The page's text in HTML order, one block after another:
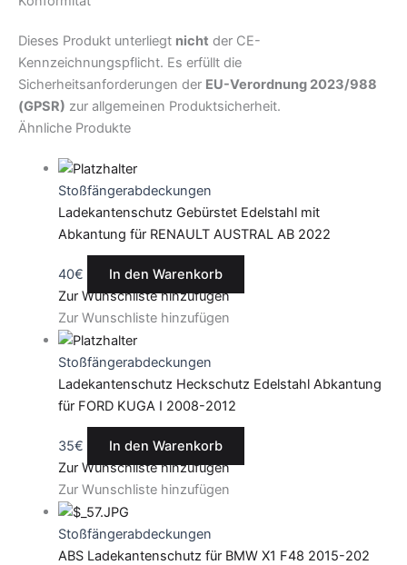
Dieses Produkt unterliegt nicht der CE-
Kennzeichnungspflicht. Es erfüllt die
Sicherheitsanforderungen der EU-Verordnung 2023/988
(GPSR) zur allgemeinen Produktsicherheit.
Ähnliche Produkte
Stoßfängerabdeckungen
Ladekantenschutz Gebürstet Edelstahl mit
Abkantung für RENAULT AUSTRAL AB 2022
40€
In den Warenkorb
Zur Wunschliste hinzufügen
Zur Wunschliste hinzufügen
Stoßfängerabdeckungen
Ladekantenschutz Heckschutz Edelstahl Abkantung
für FORD KUGA I 2008-2012
35€
In den Warenkorb
Zur Wunschliste hinzufügen
Zur Wunschliste hinzufügen
Stoßfängerabdeckungen
ABS Ladekantenschutz für BMW X1 F48 2015-202